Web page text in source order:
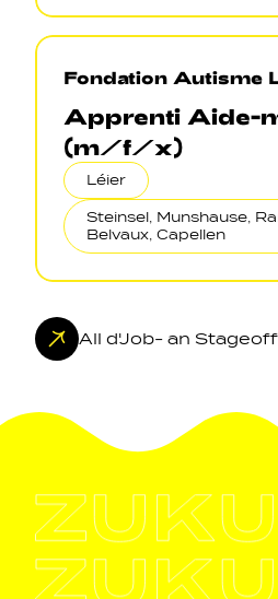
Fondation Autisme
Apprenti Aide-
(m/f/x)
Léier
Steinsel, Munshause,
Belvaux, Capellen
All d'Job- an